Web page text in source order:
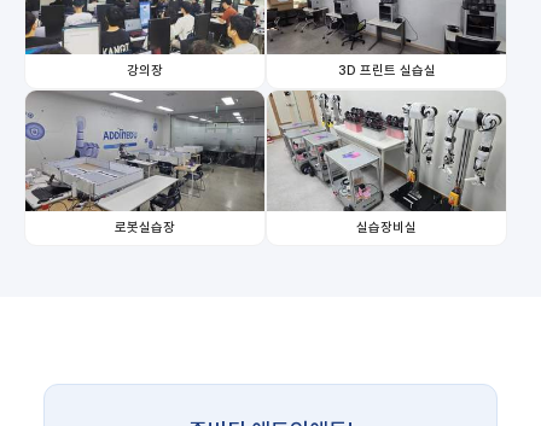
강의장 3D 프린트 실습실
로봇실습장 실습장비실